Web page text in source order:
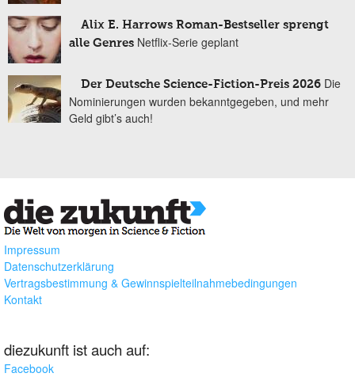
Alix E. Harrows Roman-Bestseller sprengt
alle Genres Netflix-Serie geplant
Der Deutsche Science-Fiction-Preis 2026 Die
Nominierungen wurden bekanntgegeben, und mehr
Geld gibt’s auch!
Impressum
Datenschutzerklärung
Vertragsbestimmung & Gewinnspielteilnahmebedingungen
Kontakt
diezukunft ist auch auf:
Facebook